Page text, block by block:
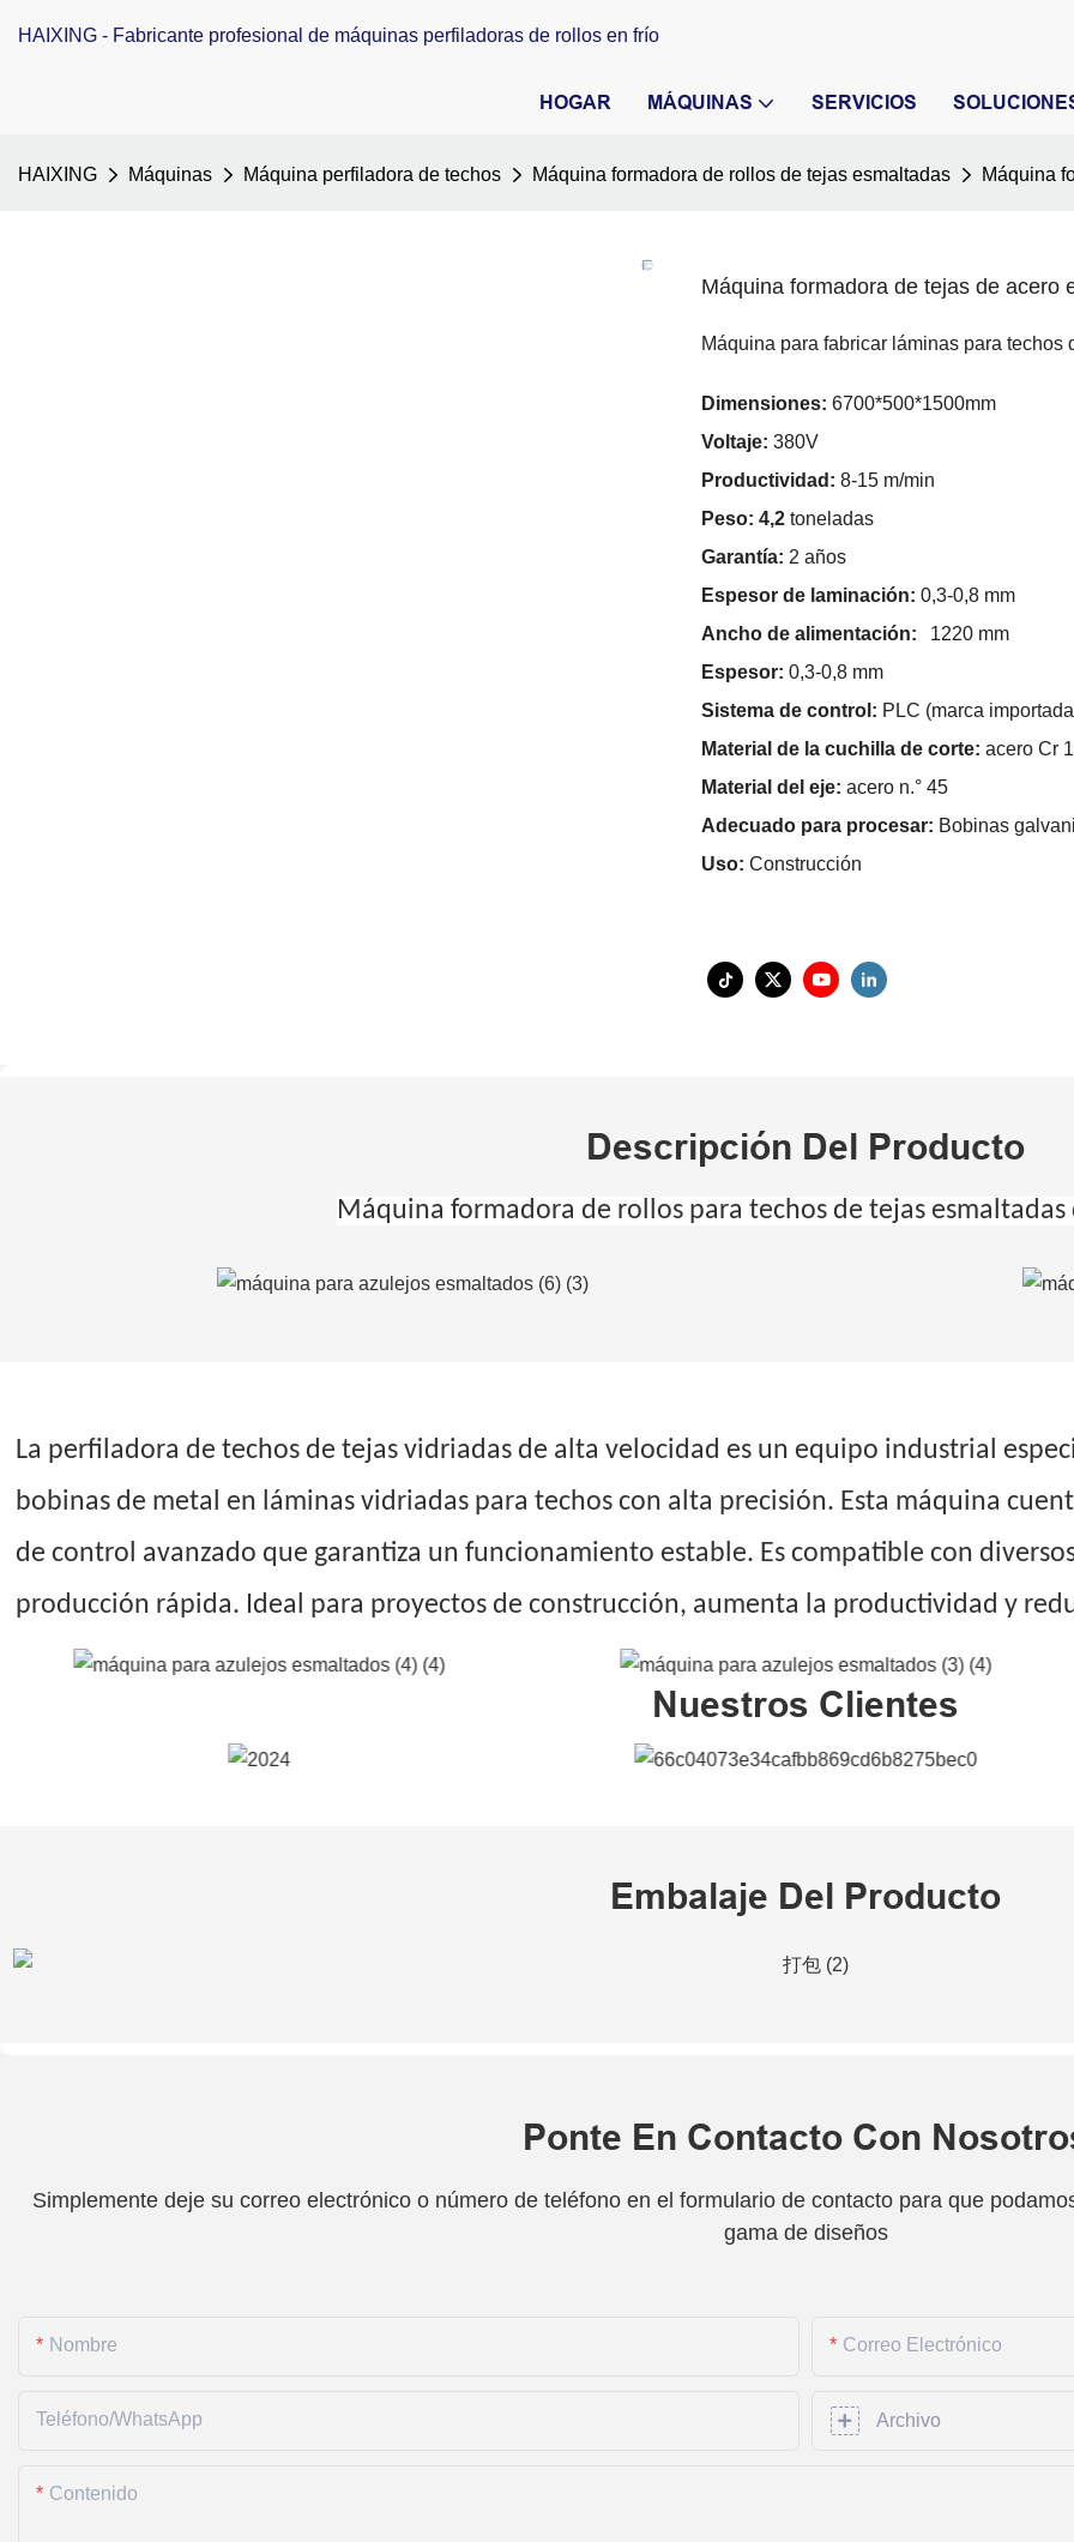
HAIXING - Fabricante profesional de máquinas perfiladoras de rollos en frío
HOGAR MÁQUINAS SERVICIOS
HAIXING Máquinas Máquina perfiladora de techos Máquina formadora de rollos de tejas esmaltadas Máquina
Máquina formadora de tejas de acero
Máquina para fabricar láminas para
Dimensiones: 6700*500*1500mm
Voltaje: 380V
Productividad: 8-15 m/min
Peso: 4,2 toneladas
Garantía: 2 años
Espesor de laminación: 0,3-0,8 mm
Ancho de alimentación:
1220 mm
Espesor: 0,3-0,8 mm
Sistema de control: PLC (marca
Material de la cuchilla de corte: acero Cr
Material del eje: acero n.° 45
Adecuado para procesar: Bobinas
Uso: Construcción
Descripción Del Producto
Máquina formadora de rollos para techos de tejas
La perfiladora de techos de tejas vidriadas de alta velocidad es un equipo industrial
bobinas de metal en láminas vidriadas para techos con alta precisión. Esta máquina
de control avanzado que garantiza un funcionamiento estable. Es compatible con
producción rápida. Ideal para proyectos de construcción, aumenta la productividad y
Nuestros Clientes
Embalaje Del Producto
Ponte En Contacto Con
Simplemente deje su correo electrónico o número de teléfono en el formulario de contacto para que
gama de diseños
Nombre Correo Electrónico
Teléfono/WhatsApp Archivo
Contenido